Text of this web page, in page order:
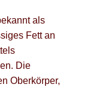
als
Fett an
Die
Oberkörper,